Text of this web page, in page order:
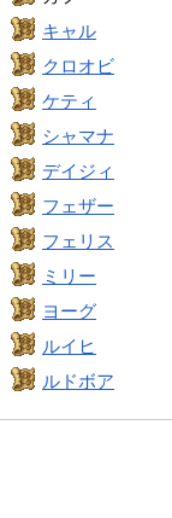
キャル
クロオビ
ケティ
シャマナ
デイジィ
フェザー
フェリス
ミリー
ヨーグ
ルイヒ
ルドボア